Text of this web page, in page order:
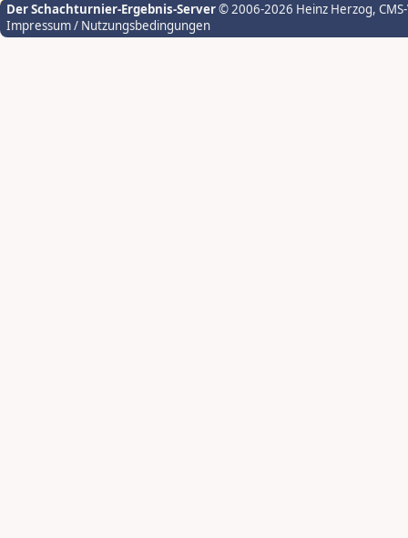
Der Schachturnier-Ergebnis-Server© 2006-2026 Heinz Herzog,
Impressum / Nutzungsbedingungen